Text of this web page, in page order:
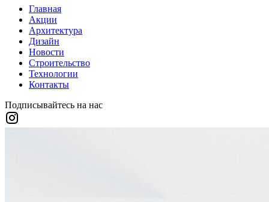
Главная
Акции
Архитектура
Дизайн
Новости
Строительство
Технологии
Контакты
Подписывайтесь на нас